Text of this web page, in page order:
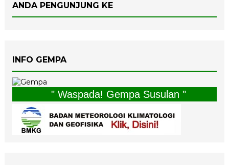
ANDA PENGUNJUNG KE
INFO GEMPA
" Waspada! Gempa Susulan "